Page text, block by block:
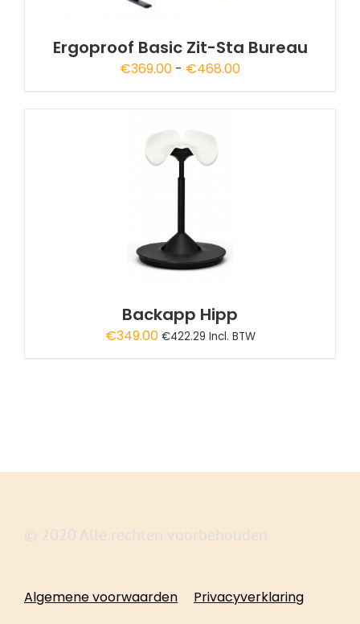
Ergoproof Basic Zit-Sta Bureau
€369.00 - €468.00Prijsklasse:
Backapp Hipp
€349.00 €422.29 Incl. BTW
© 2020 Alle rechten voorbehouden
Algemene voorwaarden
Privacyverklaring